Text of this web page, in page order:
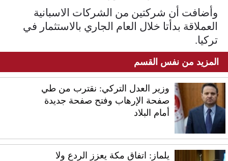
وأضافت أن شركتين من الشركات الاسبانية
العملاقة بدأتا خلال العام الجاري بالاستثمار في
تركيا.
المزيد من نفس القسم
وزير العدل التركي: نقترب من طي
صفحة الإرهاب وفتح صفحة جديدة
أمام البلاد
يلماز: اتفاق مكة يعزز الردع ولا